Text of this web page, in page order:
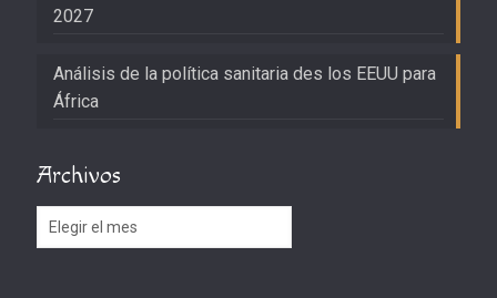
2027
Análisis de la política sanitaria des los EEUU para
África
Archivos
Archivos